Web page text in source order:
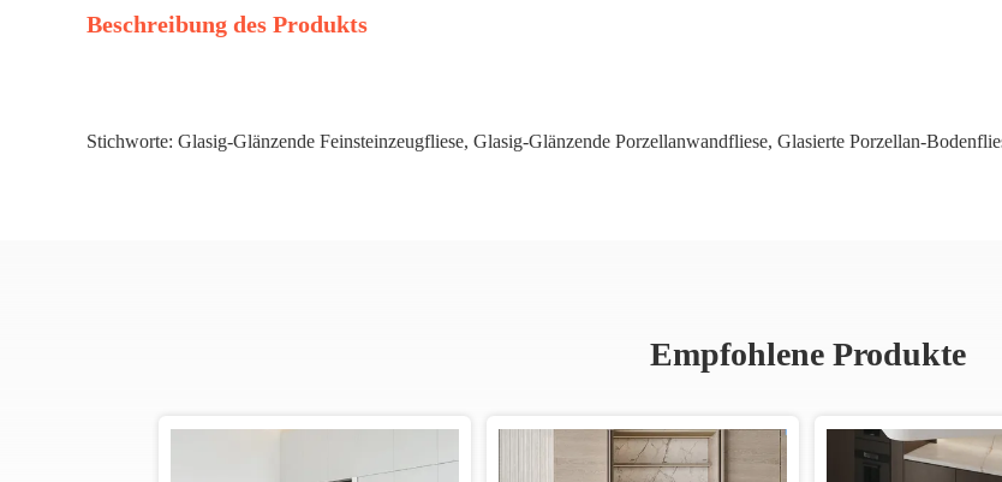
Beschreibung des Produkts
Stichworte: Glasig-Glänzende Feinsteinzeugfliese, Glasig-Glänzende Porzellanwandfliese, Glasierte Porzellan-
Empfohlene Produkte